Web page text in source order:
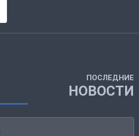
ПОСЛЕДНИЕ
НОВОСТИ